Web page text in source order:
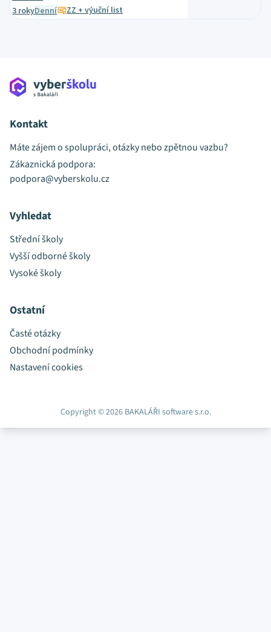
3 rokyDenní ZZ + výuční list
Kontakt
Máte zájem o spolupráci, otázky nebo zpětnou vazbu?
Zákaznická podpora:
podpora@vyberskolu.cz
Vyhledat
Střední školy
Vyšší odborné školy
Vysoké školy
Ostatní
Časté otázky
Obchodní podmínky
Nastavení cookies
Copyright © 2026 BAKALÁŘI software s.r.o.